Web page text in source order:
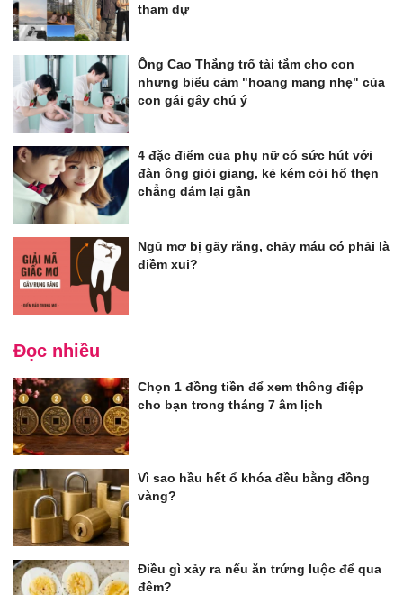
tham dự
Ông Cao Thắng trổ tài tắm cho con
nhưng biểu cảm "hoang mang nhẹ" của
con gái gây chú ý
4 đặc điểm của phụ nữ có sức hút với
đàn ông giỏi giang, kẻ kém cỏi hổ thẹn
chẳng dám lại gần
Ngủ mơ bị gãy răng, chảy máu có phải là
điềm xui?
Đọc nhiều
Chọn 1 đồng tiền để xem thông điệp
cho bạn trong tháng 7 âm lịch
Vì sao hầu hết ổ khóa đều bằng đồng
vàng?
Điều gì xảy ra nếu ăn trứng luộc để qua
đêm?